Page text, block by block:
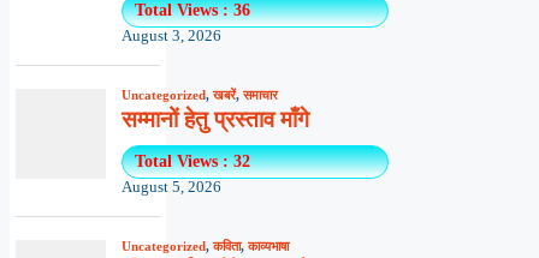
Total Views : 36
August 3, 2026
Uncategorized,खबरें,समाचार
सम्मानों हेतु प्रस्ताव माँगे
Total Views : 32
August 5, 2026
Uncategorized,कविता,काव्यभाषा